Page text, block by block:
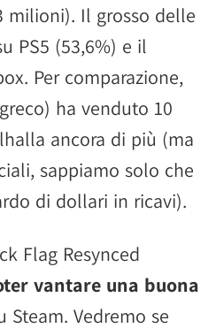
milioni). Il grosso delle
PS5 (53,6%) e il
Per comparazione,
ha venduto 10
ancora di più (ma
sappiamo solo che
di dollari in ricavi).
Flag Resynced
vantare una buona
Steam. Vedremo se